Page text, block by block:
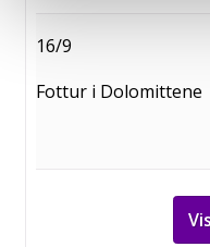
16/9
Fottur i Dolomittene